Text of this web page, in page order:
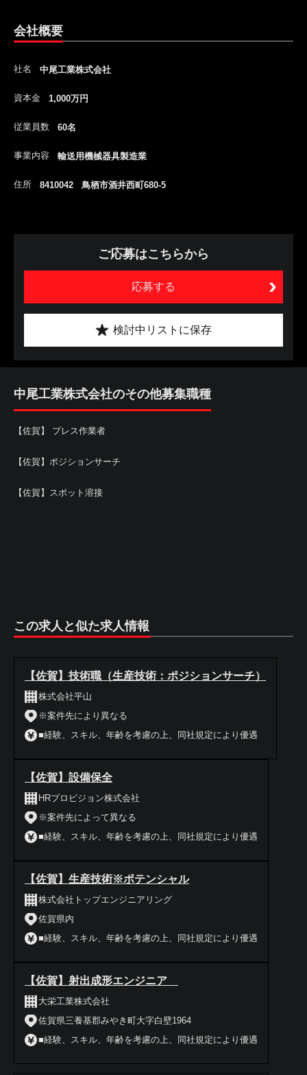
会社概要
社名 中尾工業株式会社
資本金 1,000万円
従業員数 60名
事業内容 輸送用機械器具製造業
住所 8410042 鳥栖市酒井西町680-5
ご応募はこちらから
応募する
検討中リストに保存
中尾工業株式会社のその他募集職種
【佐賀】 プレス作業者
【佐賀】ポジションサーチ
【佐賀】スポット溶接
この求人と似た求人情報
【佐賀】技術職（生産技術：ポジションサーチ）
株式会社平山
※案件先により異なる
■経験、スキル、年齢を考慮の上、同社規定により優遇
【佐賀】設備保全
HRプロビジョン株式会社
※案件先によって異なる
■経験、スキル、年齢を考慮の上、同社規定により優遇
【佐賀】生産技術※ポテンシャル
株式会社トップエンジニアリング
佐賀県内
■経験、スキル、年齢を考慮の上、同社規定により優遇
【佐賀】射出成形エンジニア
大栄工業株式会社
佐賀県三養基郡みやき町大字白壁1964
■経験、スキル、年齢を考慮の上、同社規定により優遇